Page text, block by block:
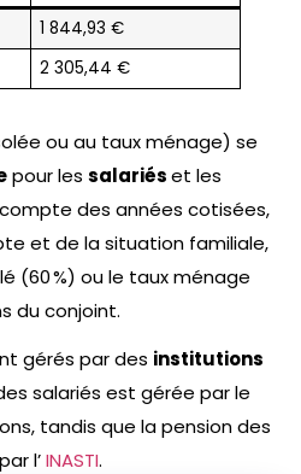
1 844,93 €
2 305,44 €
ou au taux ménage) se
pour les salariéset les
des années cotisées,
et de la situation familiale,
(60 %) ou le taux ménage
du conjoint.
gérés par des institutions
salariés est gérée par le
tandis que la pension des
l’INASTI.